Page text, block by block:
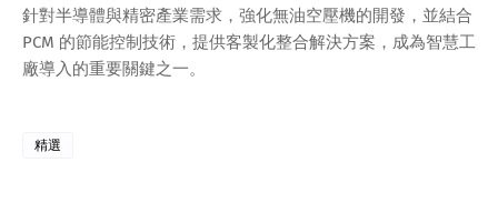
針對半導體與精密產業需求，強化無油空壓機的開發，並結合
PCM 的節能控制技術，提供客製化整合解決方案，成為智慧工
廠導入的重要關鍵之一。
精選